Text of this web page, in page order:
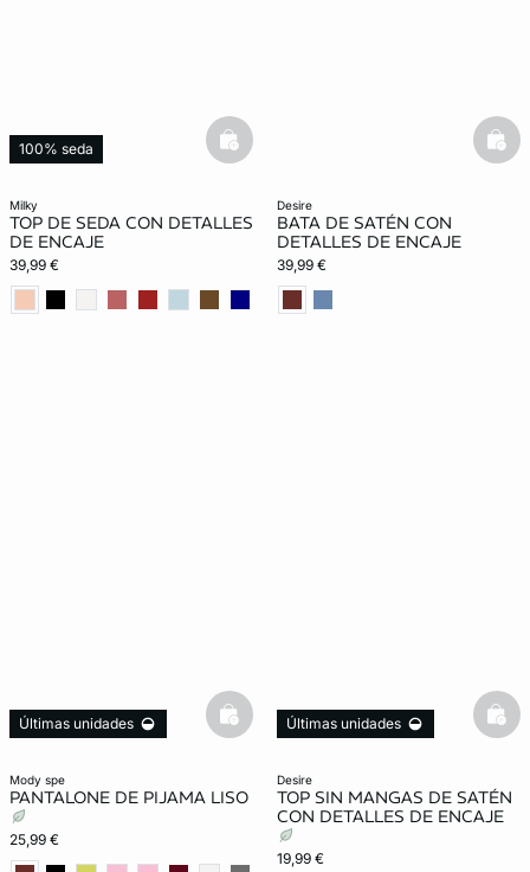
milky
TOP DE SEDA CON DETALLES
DE ENCAJE
39,99 €
100% seda basketfull
desire
BATA DE SATÉN CON
DETALLES DE ENCAJE
39,99 €
mody spe
PANTALONE DE PIJAMA LISO
25,99 €
Últimas unidades basketfull
desire
TOP SIN MANGAS DE SATÉN
CON DETALLES DE ENCAJE
19,99 €
Últimas unidades